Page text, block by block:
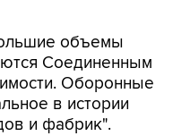
объемы
Соединенным
Оборонные
в истории
и фабрик".